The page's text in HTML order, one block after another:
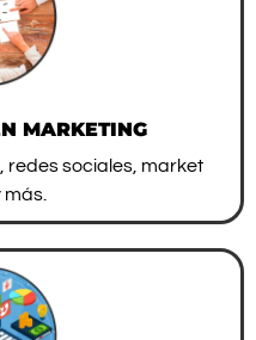
MARKETING
redes sociales, market